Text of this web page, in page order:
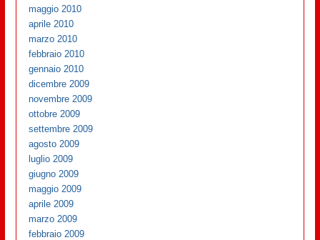
maggio 2010
aprile 2010
marzo 2010
febbraio 2010
gennaio 2010
dicembre 2009
novembre 2009
ottobre 2009
settembre 2009
agosto 2009
luglio 2009
giugno 2009
maggio 2009
aprile 2009
marzo 2009
febbraio 2009